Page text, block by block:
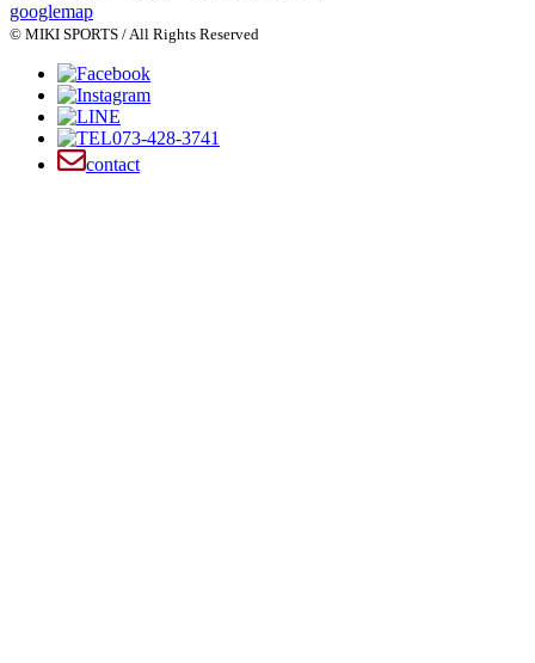
googlemap
© MIKI SPORTS / All Rights Reserved
073-428-3741
contact